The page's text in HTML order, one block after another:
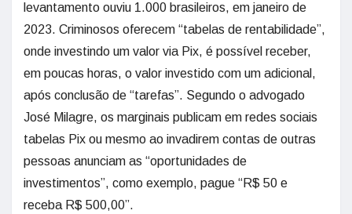
levantamento ouviu 1.000 brasileiros, em janeiro de
2023. Criminosos oferecem “tabelas de rentabilidade”,
onde investindo um valor via Pix, é possível receber,
em poucas horas, o valor investido com um adicional,
após conclusão de “tarefas”. Segundo o advogado
José Milagre, os marginais publicam em redes sociais
tabelas Pix ou mesmo ao invadirem contas de outras
pessoas anunciam as “oportunidades de
investimentos”, como exemplo, pague “R$ 50 e
receba R$ 500,00”.